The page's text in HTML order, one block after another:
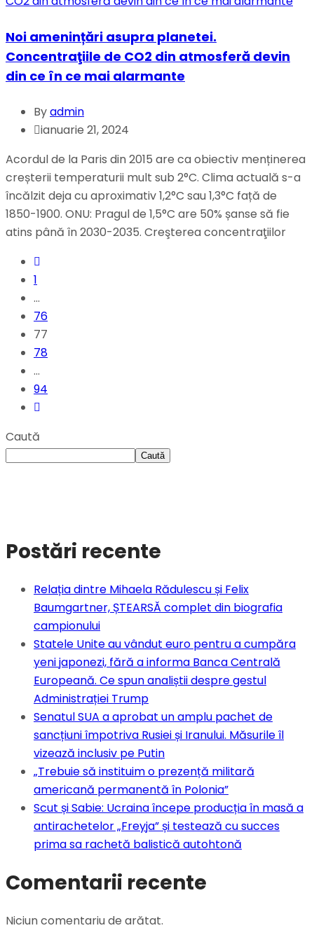
Noi amenințări asupra planetei.
Concentraţiile de CO2 din atmosferă devin
din ce în ce mai alarmante
Byadmin
ianuarie 21, 2024
Acordul de la Paris din 2015 are ca obiectiv menținerea
creșterii temperaturii mult sub 2°C. Clima actuală s-a
încălzit deja cu aproximativ 1,2°C sau 1,3°C față de
1850-1900. ONU: Pragul de 1,5°C are 50% șanse să fie
atins până în 2030-2035. Creşterea concentraţiilor
1
…
76
77
78
…
94
Caută
Caută
Postări recente
Relația dintre Mihaela Rădulescu și Felix
Baumgartner, ȘTEARSĂ complet din biografia
campionului
Statele Unite au vândut euro pentru a cumpăra
yeni japonezi, fără a informa Banca Centrală
Europeană. Ce spun analiștii despre gestul
Administrației Trump
Senatul SUA a aprobat un amplu pachet de
sancțiuni împotriva Rusiei și Iranului. Măsurile îl
vizează inclusiv pe Putin
„Trebuie să instituim o prezență militară
americană permanentă în Polonia”
Scut și Sabie: Ucraina începe producția în masă a
antirachetelor „Freyja” și testează cu succes
prima sa rachetă balistică autohtonă
Comentarii recente
Niciun comentariu de arătat.